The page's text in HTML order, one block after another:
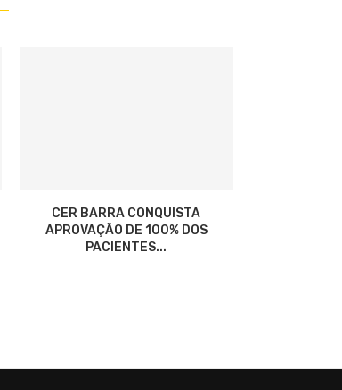
CER BARRA CONQUISTA
APROVAÇÃO DE 100% DOS
PACIENTES...